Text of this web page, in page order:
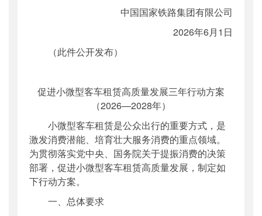
中国国家铁路集团有限公司
2026年6月1日
（此件公开发布）
促进小微型客车租赁高质量发展三年行动方案
（2026—2028年）
小微型客车租赁是公众出行的重要方式，是
激发消费潜能、培育壮大服务消费的重点领域。
为贯彻落实党中央、国务院关于提振消费的决策
部署，促进小微型客车租赁高质量发展，制定如
下行动方案。
一、总体要求